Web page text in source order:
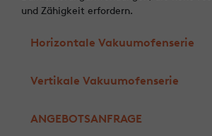
und Zähigkeit erfordern.
Horizontale Vakuumofenserie
Vertikale Vakuumofenserie
ANGEBOTSANFRAGE